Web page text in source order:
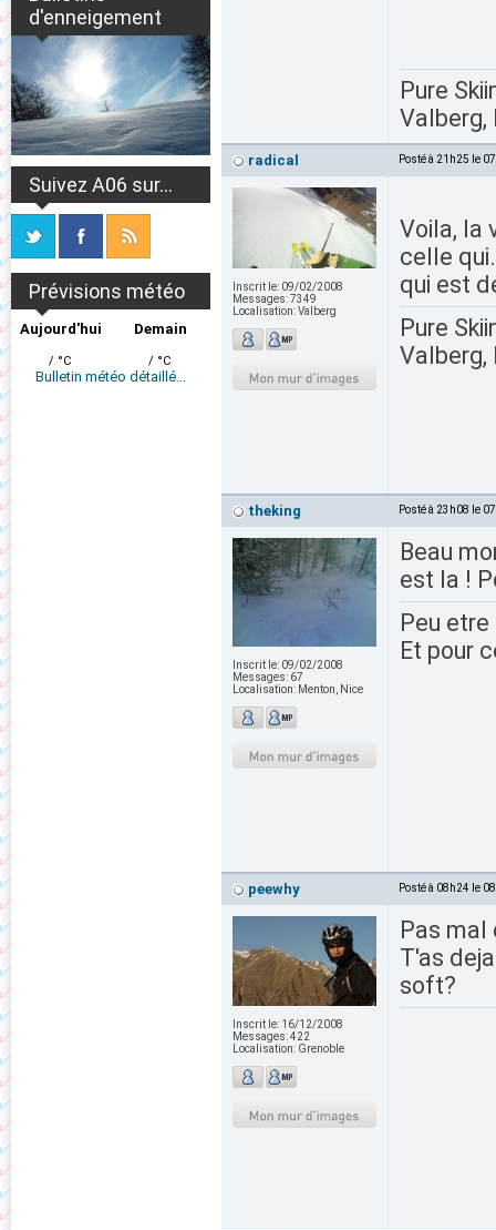
d'enneigement
Suivez A06 sur...
Prévisions météo
Aujourd'hui
/ °C
Demain
/ °C
Bulletin météo détaillé...
Pure
Valberg,
radical Posté à 21h25 le
Inscrit le: 09/02/2008
Messages:7349
Localisation:Valberg
Voila, la
celle
qui est
Pure
Valberg,
theking Posté à 23h08 le
Inscrit le: 09/02/2008
Messages: 67
Localisation: Menton, Nice
Beau
est la !
Peu
Et pour
peewhy Posté à 08h24 le
Inscrit le: 16/12/2008
Messages:422
Localisation: Grenoble
Pas mal
T'as
soft?